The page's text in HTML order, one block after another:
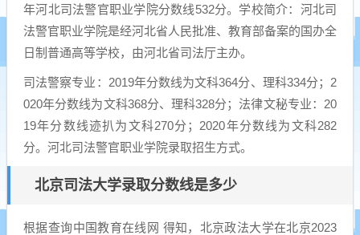
年河北司法警官职业学院分数线532分。学校简介：河北司
法警官职业学院是经河北省人民批准、教育部备案的国办全
日制普通高等学校，由河北省司法厅主办。
司法警察专业：2019年分数线为文科364分、理科334分；2
020年分数线为文科368分、理科328分；法律文秘专业：20
19年分数线迹扒为文科270分；2020年分数线为文科282
分。河北司法警官职业学院录取招生方式。
北京司法大学录取分数线是多少
根据查询中国教育在线网 得知，北京政法大学在北京2023